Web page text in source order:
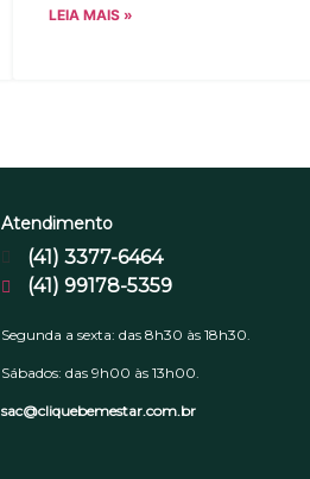
LEIA MAIS »
Atendimento
(41) 3377-6464
(41) 99178-5359
Segunda a sexta: das 8h30 às 18h30.
Sábados: das 9h00 às 13h00.
sac@cliquebemestar.com.br